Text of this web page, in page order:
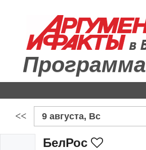
Программа
<< 9 августа, Вс
БелРос